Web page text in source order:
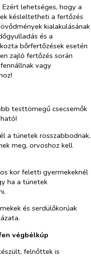
lehetséges, hogy a
késleltetheti a fertőzés
kialakulásának
és a
bőrfertőzések esetén
zajló fertőzés során
vagy
testtömegű csecsemők
a tünetek rosszabbodnak,
meg, orvoshoz kell
kor feletti gyermekeknél
ha a tünetek
és serdülőkorúak
végbélkúp
felnőttek is